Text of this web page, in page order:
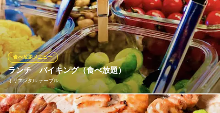
とりいちずでは食べ飲み放題コースを4種ご用意！お好みのメイン
やご予算に合わせてお選びいただけます！秘伝のでか唐揚げや秘
伝かわ串も食べ放題で大満足いただけること間違いなし！各コー
スプラス330円(税込)で生ビール付に変更可◎まさに「鶏づくし」
な食べ飲み放題コースをお楽しみください♪
【個室完備】食べ飲み放題 大衆居酒屋 とりいちず 新横浜店
水炊き 焼鳥 居酒屋
横浜市営地下鉄新横浜駅 徒歩2分
神奈川県横浜市港北区新横浜2-5-17、18 GEMS新横浜5F
ランチ バイキング（食べ放題）
オリエンタル テーブル
食べ放題メニュー
オリエンタルテーブルでは、月曜日～金曜日のランチ時間帯 店